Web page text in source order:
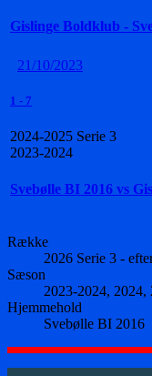
Gislinge Boldklub -
21/10/2023
1 - 7
2024-2025 Serie 3
2023-2024
Svebølle BI 2016 vs
Række
2026 Serie 3 -
Sæson
2023-2024, 2024,
Hjemmehold
Svebølle BI 2016